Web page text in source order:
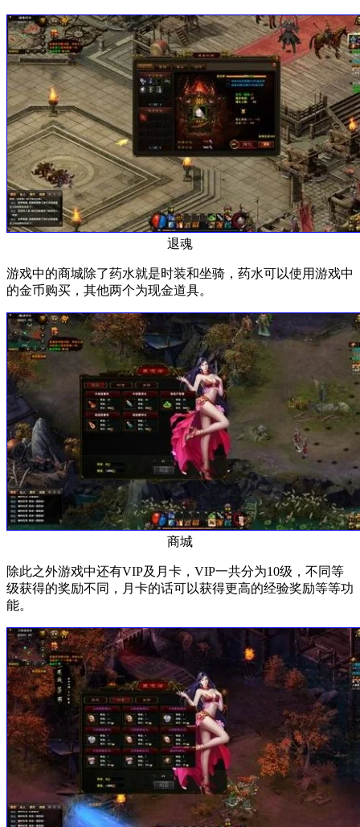
退魂
游戏中的商城除了药水就是时装和坐骑，药水可以使用游戏中
的金币购买，其他两个为现金道具。
商城
除此之外游戏中还有VIP及月卡，VIP一共分为10级，不同等
级获得的奖励不同，月卡的话可以获得更高的经验奖励等等功
能。